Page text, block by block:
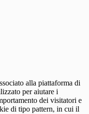
alla piattaforma di
per aiutare i
dei visitatori e
di tipo pattern, in cui il